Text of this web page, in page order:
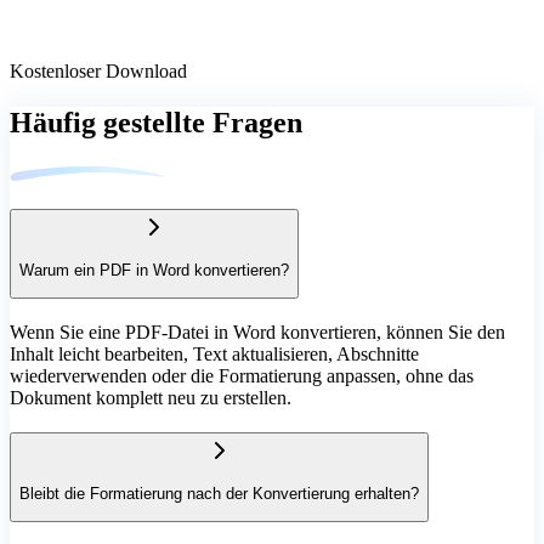
Kostenloser Download
Häufig gestellte Fragen
Warum ein PDF in Word konvertieren?
Wenn Sie eine PDF-Datei in Word konvertieren, können Sie den
Inhalt leicht bearbeiten, Text aktualisieren, Abschnitte
wiederverwenden oder die Formatierung anpassen, ohne das
Dokument komplett neu zu erstellen.
Bleibt die Formatierung nach der Konvertierung erhalten?